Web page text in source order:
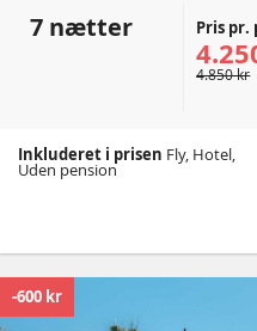
7 nætter Pris pr.
4.850 kr
Inkluderet i prisen Fly, Hotel,
Uden pension
-600 kr